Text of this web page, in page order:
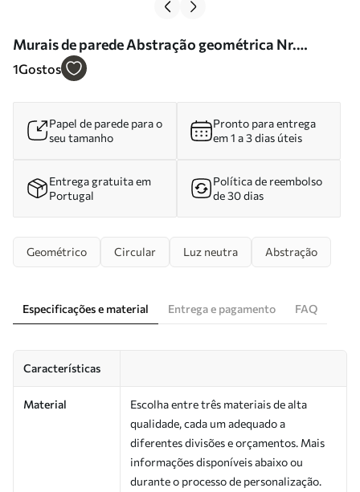
Murais de parede Abstração geométrica Nr.
w05779
1Gostos
Papel de parede para o
seu tamanho
Pronto para entrega
em 1 a 3 dias úteis
Entrega gratuita em
Portugal
Política de reembolso
de 30 dias
Geométrico Circular Luz neutra Abstração
Especificações e material Entrega e pagamento FAQ
Características
Material
Escolha entre três materiais de alta
qualidade, cada um adequado a
diferentes divisões e orçamentos. Mais
informações disponíveis abaixo ou
durante o processo de personalização.